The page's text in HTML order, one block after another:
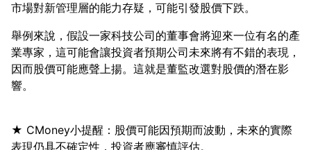
舉例來說，假設一家科技公司的董事會將迎來一位有名的產
業專家，這可能會讓投資者預期公司未來將有不錯的表現，
因而股價可能應聲上揚。這就是董監改選對股價的潛在影
★ CMoney小提醒：股價可能因預期而波動，未來的實際